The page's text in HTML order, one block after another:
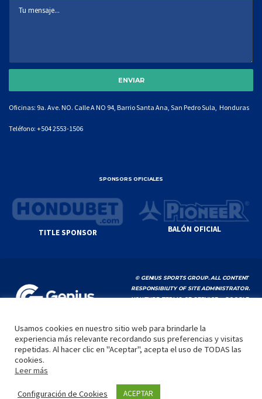
Oficinas: 9a. Ave. NO. Calle A NO 94, Barrio Santa Ana, San Pedro Sula, Honduras
Teléfono: +504 2553-1506
SPONSORS OFICIALES
TITLE SPONSOR BALÓN OFICIAL
© GENIUS SPORTS GROUP. ALL CONTENT
RESPONSIBILITY OF SITE ADMINISTRATOR.
YOUTUBE TERMS OF SERVICE|GOOGLE
INICIO LA LIGA VIDEOS MEDIA CONTACTO
Usamos cookies en nuestro sitio web para brindarle la
experiencia más relevante recordando sus preferencias y visitas
repetidas. Al hacer clic en "Aceptar", acepta el uso de TODAS las
cookies.
Leer más
Configuración de Cookies ACEPTAR